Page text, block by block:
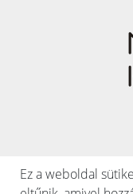
Ez a weboldal